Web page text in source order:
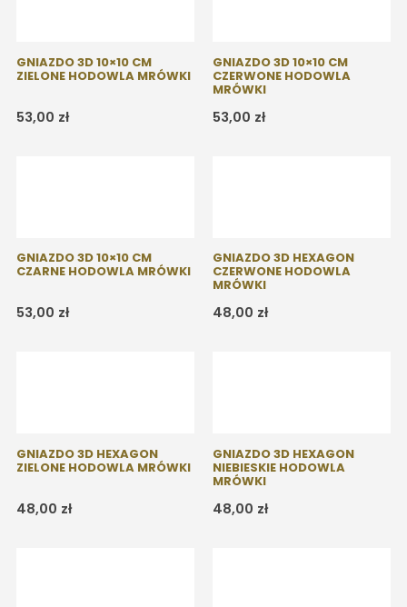
GNIAZDO 3D 10×10 CM
ZIELONE HODOWLA MRÓWKI
53,00 zł
GNIAZDO 3D 10×10 CM
CZERWONE HODOWLA
MRÓWKI
53,00 zł
GNIAZDO 3D 10×10 CM
CZARNE HODOWLA MRÓWKI
53,00 zł
GNIAZDO 3D HEXAGON
CZERWONE HODOWLA
MRÓWKI
48,00 zł
GNIAZDO 3D HEXAGON
ZIELONE HODOWLA MRÓWKI
48,00 zł
GNIAZDO 3D HEXAGON
NIEBIESKIE HODOWLA
MRÓWKI
48,00 zł